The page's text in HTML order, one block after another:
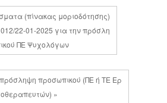
(πίνακας μοριοδότησης)
22-01-2025 για την πρόσλη
ΠΕ Ψυχολόγων
προσωπικού (ΠΕ ή ΤΕ Ερ
»